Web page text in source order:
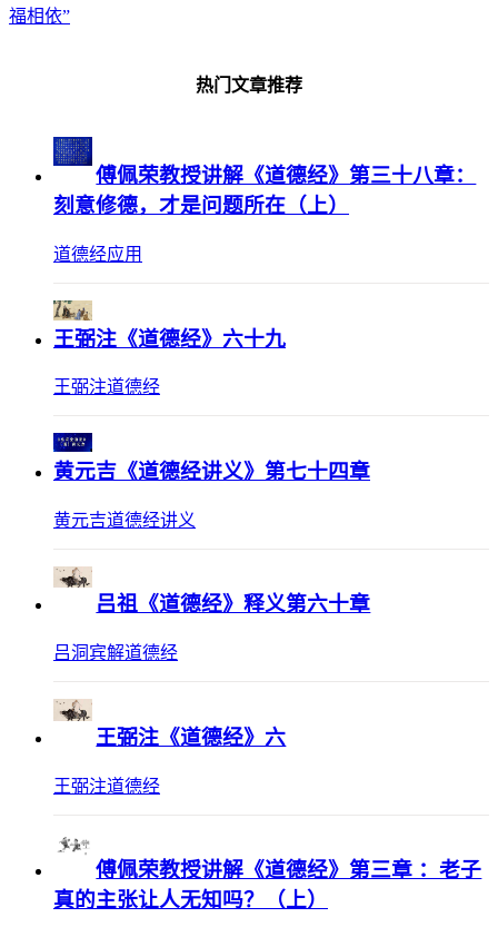
福相依”
热门文章推荐
傅佩荣教授讲解《道德经》第三十八章：
刻意修德，才是问题所在（上）
道德经应用
王弼注《道德经》六十九
王弼注道德经
黄元吉《道德经讲义》第七十四章
黄元吉道德经讲义
吕祖《道德经》释义第六十章
吕洞宾解道德经
王弼注《道德经》六
王弼注道德经
傅佩荣教授讲解《道德经》第三章 ：老子
真的主张让人无知吗？（上）